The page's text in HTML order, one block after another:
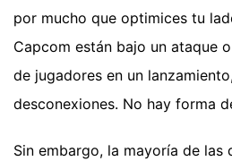
por mucho que optimices tu
Capcom están bajo un ataque
de jugadores en un
desconexiones. No hay forma
Sin embargo, la mayoría de las